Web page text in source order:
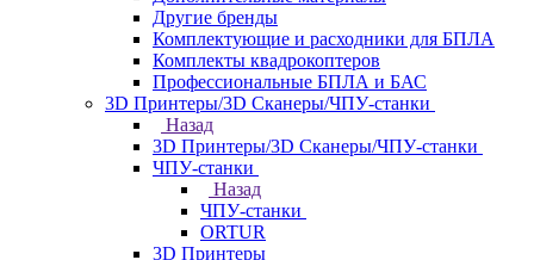
Другие бренды
Комплектующие и расходники для БПЛА
Комплекты квадрокоптеров
Профессиональные БПЛА и БАС
3D Принтеры/3D Сканеры/ЧПУ-станки
Назад
3D Принтеры/3D Сканеры/ЧПУ-станки
ЧПУ-станки
Назад
ЧПУ-станки
ORTUR
3D Принтеры